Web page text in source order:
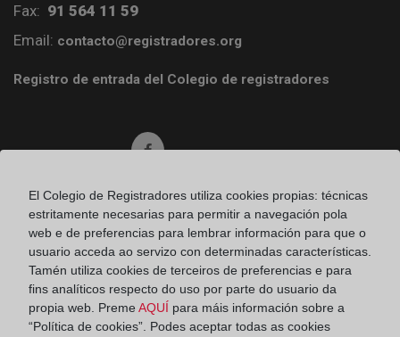
Fax: 91 564 11 59
Email: contacto@registradores.org
Registro de entrada del Colegio de registradores
Ir a facebook (abre en ventana nueva)
Ir a twitter (abre en ventana nueva)
Ir a YouTube (abre en ventana nueva)
Ir a Flickr (abre en ventana nueva)
El Colegio de Registradores utiliza cookies propias: técnicas
estritamente necesarias para permitir a navegación pola
web e de preferencias para lembrar información para que o
usuario acceda ao servizo con determinadas características.
Tamén utiliza cookies de terceiros de preferencias e para
fins analíticos respecto do uso por parte do usuario da
propia web. Preme AQUÍ para máis información sobre a
“Política de cookies”. Podes aceptar todas as cookies